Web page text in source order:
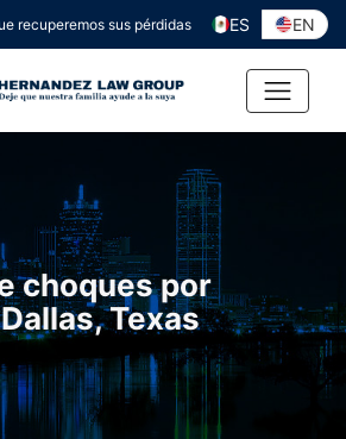
recuperemos sus pérdidas ES EN
choques por
Texas